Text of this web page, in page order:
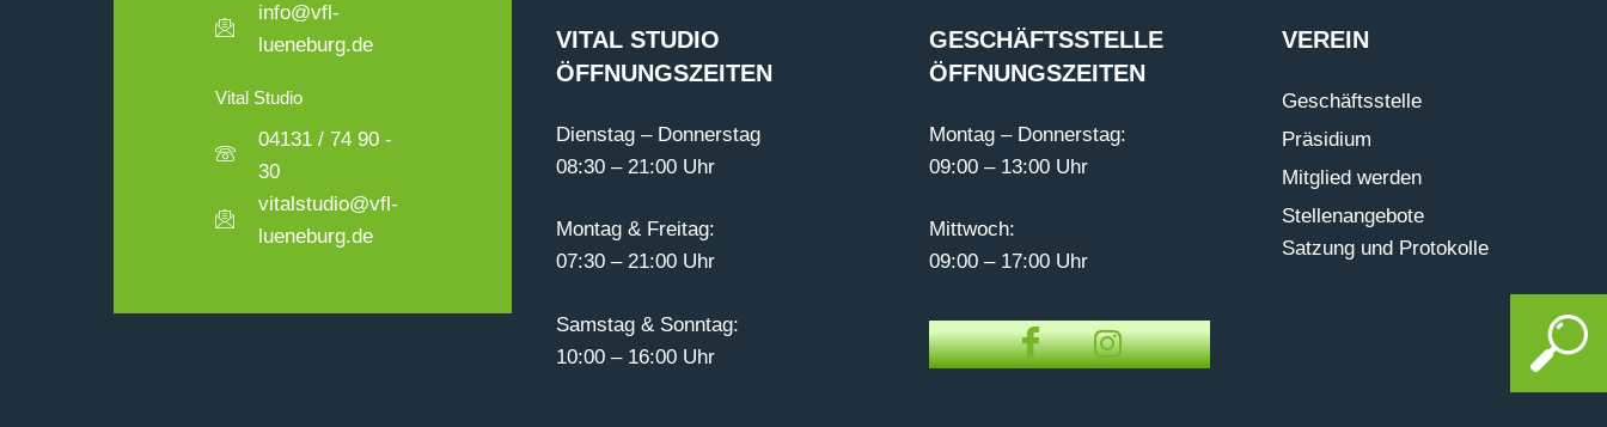
info@vfl-
lueneburg.de
Vital Studio
04131 / 74 90 -
30
vitalstudio@vfl-
lueneburg.de
VITAL STUDIO
ÖFFNUNGSZEITEN
Dienstag – Donnerstag
08:30 – 21:00 Uhr
Montag & Freitag:
07:30 – 21:00 Uhr
Samstag & Sonntag:
10:00 – 16:00 Uhr
GESCHÄFTSSTELLE
ÖFFNUNGSZEITEN
Montag – Donnerstag:
09:00 – 13:00 Uhr
Mittwoch:
09:00 – 17:00 Uhr
VEREIN
Geschäftsstelle
Präsidium
Mitglied werden
Stellenangebote
Satzung und Protokolle